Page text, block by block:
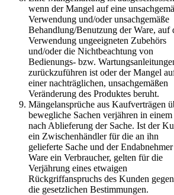
wenn der Mangel auf eine
Verwendung und/oder unsachgemäße
Behandlung/Benutzung der Ware, auf
Verwendung ungeeigneten Zubehörs
und/oder die Nichtbeachtung von
Bedienungs- bzw.
zurückzuführen ist oder der Mangel
einer nachträglichen, unsachgemäßen
Veränderung des Produktes beruht.
Mängelansprüche aus Kaufverträgen
bewegliche Sachen verjähren in einem
nach Ablieferung der Sache. Ist der
ein Zwischenhändler für die an ihn
gelieferte Sache und der
Ware ein Verbraucher, gelten für die
Verjährung eines etwaigen
Rückgriffanspruchs des Kunden
die gesetzlichen Bestimmungen.